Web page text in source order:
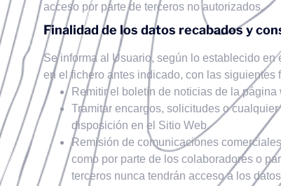
acceso por parte de terceros no autorizados.
Finalidad de los datos recabados y
Se informa al Usuario, según lo establecido
en el fichero antes indicado, con las siguientes
Remitir el boletín de noticias de la página
Tramitar encargos, solicitudes o
disposición en el Sitio Web.
Remisión de comunicaciones
como por parte de los colaboradores o
terceros nunca tendrán acceso a los